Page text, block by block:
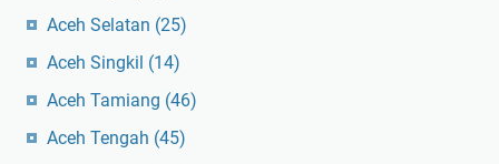
Aceh Selatan (25)
Aceh Singkil (14)
Aceh Tamiang (46)
Aceh Tengah (45)